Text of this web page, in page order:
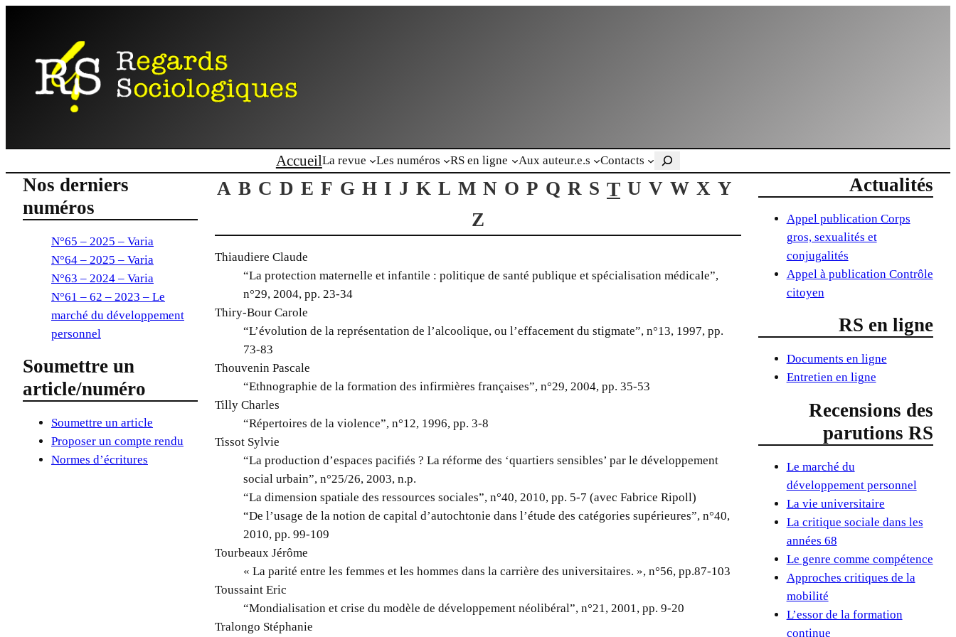
AccueilLa revue Les numéros RS en ligne Aux auteur.e.s Contacts Rechercher
Nos derniers
numéros
N°65 – 2025 – Varia
N°64 – 2025 – Varia
N°63 – 2024 – Varia
N°61 – 62 – 2023 – Le
marché du développement
personnel
Soumettre un
article/numéro
Soumettre un article
Proposer un compte rendu
Normes d’écritures
A B C D E F G H I J K L M N O P Q R S T U V W X Y
Z
Thiaudiere Claude
“La protection maternelle et infantile : politique de santé publique et spécialisation médicale”,
n°29, 2004, pp. 23-34
Thiry-Bour Carole
“L’évolution de la représentation de l’alcoolique, ou l’effacement du stigmate”, n°13, 1997, pp.
73-83
Thouvenin Pascale
“Ethnographie de la formation des infirmières françaises”, n°29, 2004, pp. 35-53
Tilly Charles
“Répertoires de la violence”, n°12, 1996, pp. 3-8
Tissot Sylvie
“La production d’espaces pacifiés ? La réforme des ‘quartiers sensibles’ par le développement
social urbain”, n°25/26, 2003, n.p.
“La dimension spatiale des ressources sociales”, n°40, 2010, pp. 5-7 (avec Fabrice Ripoll)
“De l’usage de la notion de capital d’autochtonie dans l’étude des catégories supérieures”, n°40,
2010, pp. 99-109
Tourbeaux Jérôme
« La parité entre les femmes et les hommes dans la carrière des universitaires. », n°56, pp.87-103
Toussaint Eric
“Mondialisation et crise du modèle de développement néolibéral”, n°21, 2001, pp. 9-20
Tralongo Stéphanie
Actualités
Appel publication Corps
gros, sexualités et
conjugalités
Appel à publication Contrôle
citoyen
RS en ligne
Documents en ligne
Entretien en ligne
Recensions des
parutions RS
Le marché du
développement personnel
La vie universitaire
La critique sociale dans les
années 68
Le genre comme compétence
Approches critiques de la
mobilité
L’essor de la formation
continue